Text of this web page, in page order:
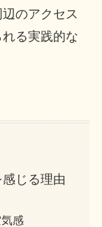
のアクセス
る実践的な
じる理由
感